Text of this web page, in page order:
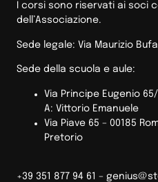
I corsi sono riservati ai soci
dell’Associazione.
Sede legale: Via Maurizio
Sede della scuola e aule:
Via Principe Eugenio 65/
A: Vittorio Emanuele
Via Piave 65 – 00185
Pretorio
+39 351 877 94 61 –